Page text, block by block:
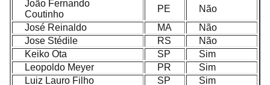
João Fernando
Coutinho
PE
Não
José Reinaldo
MA
Não
Jose Stédile
RS
Não
Keiko Ota
SP
Sim
Leopoldo Meyer
PR
Sim
Luiz Lauro Filho
SP
Sim